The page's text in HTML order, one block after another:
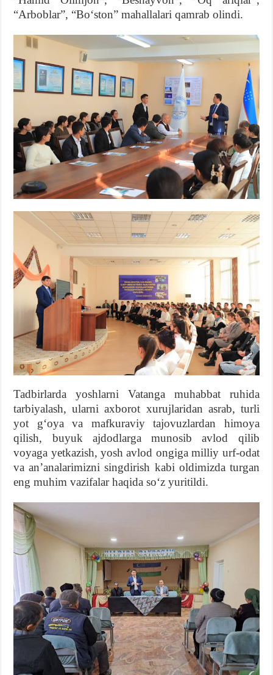
“Arboblar”, “Boʻston” mahallalari qamrab olindi.
Tadbirlarda yoshlarni Vatanga muhabbat ruhida
tarbiyalash, ularni axborot xurujlaridan asrab, turli
yot gʻoya va mafkuraviy tajovuzlardan himoya
qilish, buyuk ajdodlarga munosib avlod qilib
voyaga yetkazish, yosh avlod ongiga milliy urf-odat
va anʼanalarimizni singdirish kabi oldimizda turgan
eng muhim vazifalar haqida soʻz yuritildi.